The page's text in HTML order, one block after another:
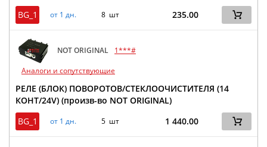
BG_1
от 1 дн. 8 шт 235.00
NOT ORIGINAL 1***#
Аналоги и сопутствующие
РЕЛЕ (БЛОК) ПОВОРОТОВ/СТЕКЛООЧИСТИТЕЛЯ (14
КОНТ/24V) (произв-во NOT ORIGINAL)
BG_1
от 1 дн. 5 шт 1 440.00